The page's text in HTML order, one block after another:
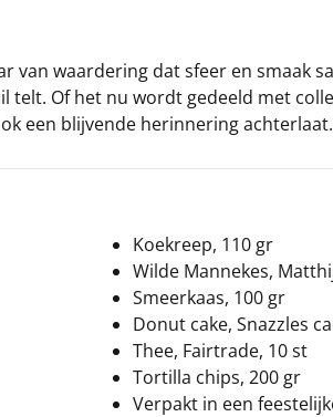
van waardering dat sfeer en smaak
Of het nu wordt gedeeld met
een blijvende herinnering achterlaat.
Koekreep, 110 gr
Wilde Mannekes,
Smeerkaas, 100 gr
Donut cake, Snazzles
Thee, Fairtrade, 10 st
Tortilla chips, 200 gr
Verpakt in een